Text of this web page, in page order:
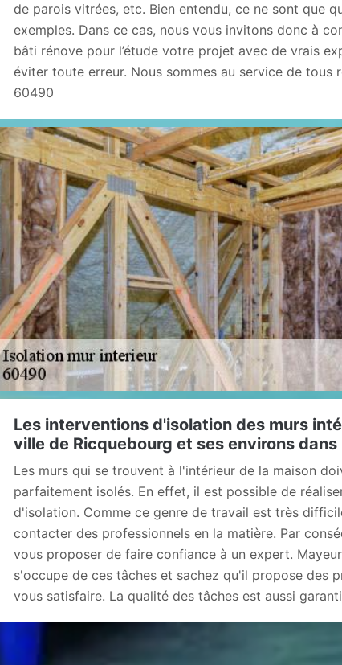
de parois vitrées, etc. Bien entendu, ce ne sont que
exemples. Dans ce cas, nous vous invitons donc à
bâti rénove pour l’étude votre projet avec de vrais
éviter toute erreur. Nous sommes au service de tous
60490
Les interventions d'isolation des murs
ville de Ricquebourg et ses environs
Les murs qui se trouvent à l'intérieur de la maison
parfaitement isolés. En effet, il est possible de
d'isolation. Comme ce genre de travail est très
contacter des professionnels en la matière. Par
vous proposer de faire confiance à un expert.
s'occupe de ces tâches et sachez qu'il propose des
vous satisfaire. La qualité des tâches est aussi